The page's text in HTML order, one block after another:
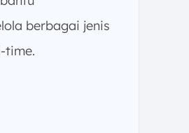
berbagai jenis
time.